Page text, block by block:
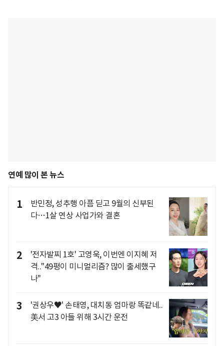
연예 많이 본 뉴스
1
반민정, 성추행 아픔 딛고 9월의 신부된
다…1살 연상 사업가와 결혼
2
'전자발찌 1호' 고영욱, 이번엔 이지혜 저
격.."49평이 미니멀리즘? 많이 출세했구
나"
3
'권상우♥' 손태영, 대치동 엄마랑 똑같네..
美서 고3 아들 위해 3시간 운전